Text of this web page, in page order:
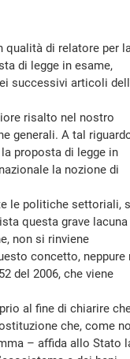
qualità di relatore per
di legge in esame,
successivi articoli
risalto nel nostro
generali. A tal
proposta di legge in
la nozione di
le politiche settoriali,
questa grave lacuna
non si rinviene
concetto, neppure
del 2006, che viene
al fine di chiarire
che, come
– affida allo Stato